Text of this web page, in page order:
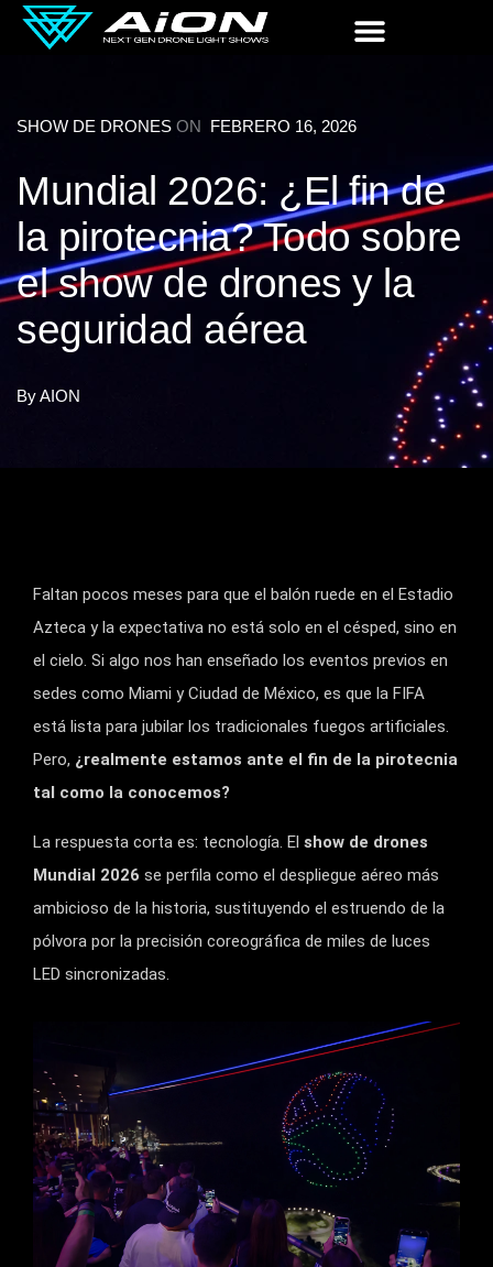
SHOW DE DRONES ON FEBRERO 16, 2026
Mundial 2026: ¿El fin de
la pirotecnia? Todo sobre
el show de drones y la
seguridad aérea
ByAION
Faltan pocos meses para que el balón ruede en el Estadio
Azteca y la expectativa no está solo en el césped, sino en
el cielo. Si algo nos han enseñado los eventos previos en
sedes como Miami y Ciudad de México, es que la FIFA
está lista para jubilar los tradicionales fuegos artificiales.
Pero, ¿realmente estamos ante el fin de la pirotecnia
tal como la conocemos?
La respuesta corta es: tecnología. El show de drones
Mundial 2026 se perfila como el despliegue aéreo más
ambicioso de la historia, sustituyendo el estruendo de la
pólvora por la precisión coreográfica de miles de luces
LED sincronizadas.